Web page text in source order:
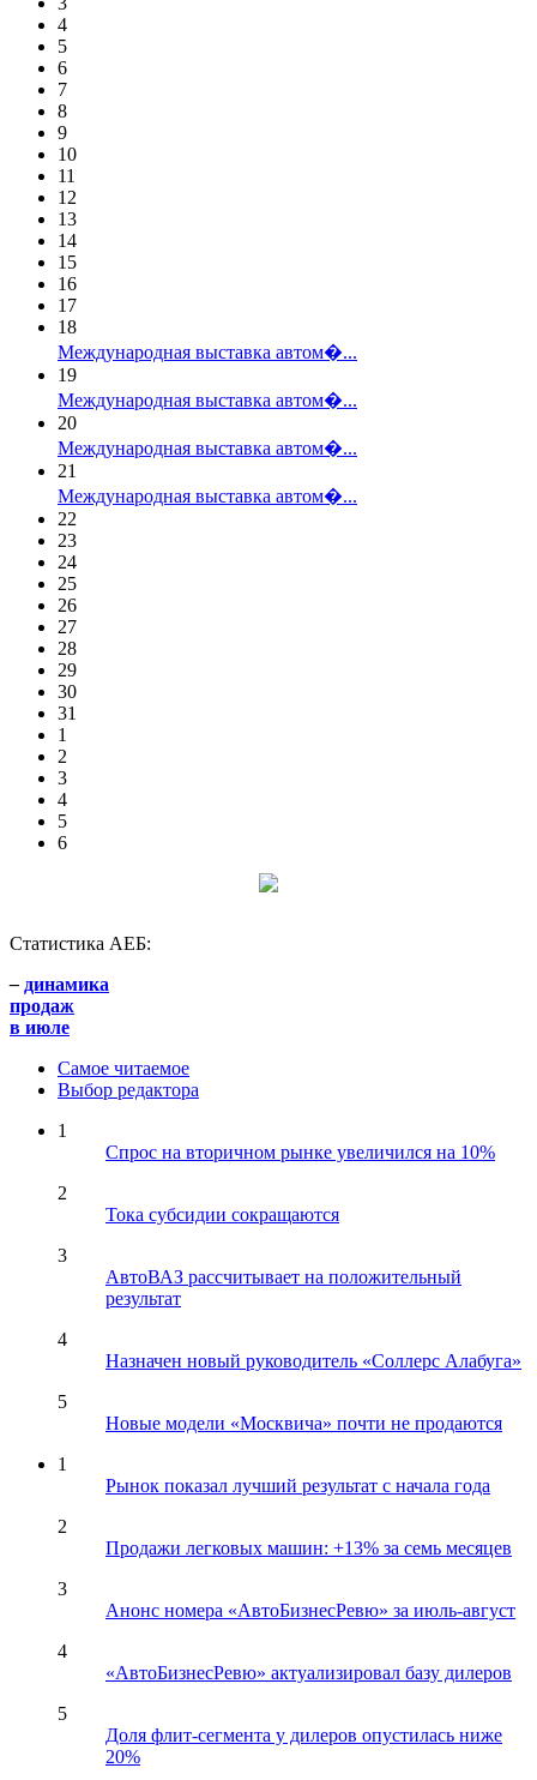
4
5
6
7
8
9
10
11
12
13
14
15
16
17
18
Международная выставка автом�...
19
Международная выставка автом�...
20
Международная выставка автом�...
21
Международная выставка автом�...
22
23
24
25
26
27
28
29
30
31
1
2
3
4
5
6
Статистика АЕБ:
– динамика
продаж
в июле
Самое читаемое
Выбор редактора
1
Спрос на вторичном рынке увеличился на 10%
2
Тока субсидии сокращаются
3
АвтоВАЗ рассчитывает на положительный
результат
4
Назначен новый руководитель «Соллерс Алабуга»
5
Новые модели «Москвича» почти не продаются
1
Рынок показал лучший результат с начала года
2
Продажи легковых машин: +13% за семь месяцев
3
Анонс номера «АвтоБизнесРевю» за июль-август
4
«АвтоБизнесРевю» актуализировал базу дилеров
5
Доля флит-сегмента у дилеров опустилась ниже
20%